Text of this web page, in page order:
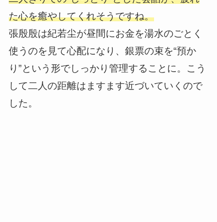
た心を癒やしてくれそうですね。
張殷殷は紀若尘が昼間にお金を湯水のごとく
使うのを見て心配になり、銀票の束を“預か
り”という形でしっかり管理することに。こう
して二人の距離はますます近づいていくので
した。